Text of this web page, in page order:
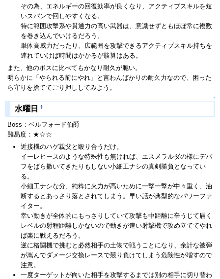
その為、エネルギーの回復効率が良くなり、アクティブスキルを短
いスパンで回しやすくなる。
特に範囲攻撃系や貫通力の高い武器は、意識せずともほぼ常に複数
を巻き込んでいけるだろう。
単体高威力だったり、広範囲を攻撃できるアクティブスキル持ちを
連れていけば時間はかかるが勝算はある。
また、他のボスに比べてもかなり耐久が脆い。
明らかに「やられる前にやれ」と言わんばかりの耐久力なので、困った
ら守りを捨ててごり押ししてみよう。
↑
水曜日 †
Boss：ベルフォード伯爵
難易度：★☆☆
近接機のハゲ親父と殴り合うだけ。
イーレヒースのような特殊性も無ければ、エスメラルダの様にデバ
フをばら撒いてきたりもしない小細工ナシの真剣勝負となってい
る。
小細工ナシな分、純粋に火力が高いために一撃一撃が中々重く、油
断するとあっさり落とされてしまう。早い話が典型的なパワーファ
イター。
幸い動きが全体的にもっさりしていて攻撃も中距離に辛うじて届く
レベルの射程距離しかないので動きが速い射撃機で攻め立ててやれ
ば楽に戦えるだろう。
逆に格闘機で挑むと必然相手の土俵で戦うことになり、余計な被弾
が嵩んでダメージ交換レースで競り負けてしまう危険性が増すので
注意。
一度ターゲットが向いた相手を攻撃するまでは別の相手に切り替わ